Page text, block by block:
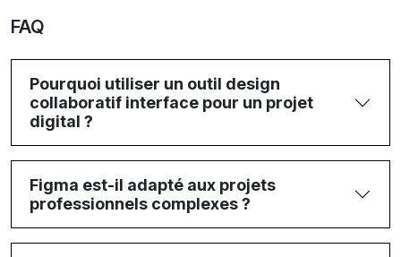
FAQ
Pourquoi utiliser un outil design
collaboratif interface pour un projet
digital ?
Figma est-il adapté aux projets
professionnels complexes ?